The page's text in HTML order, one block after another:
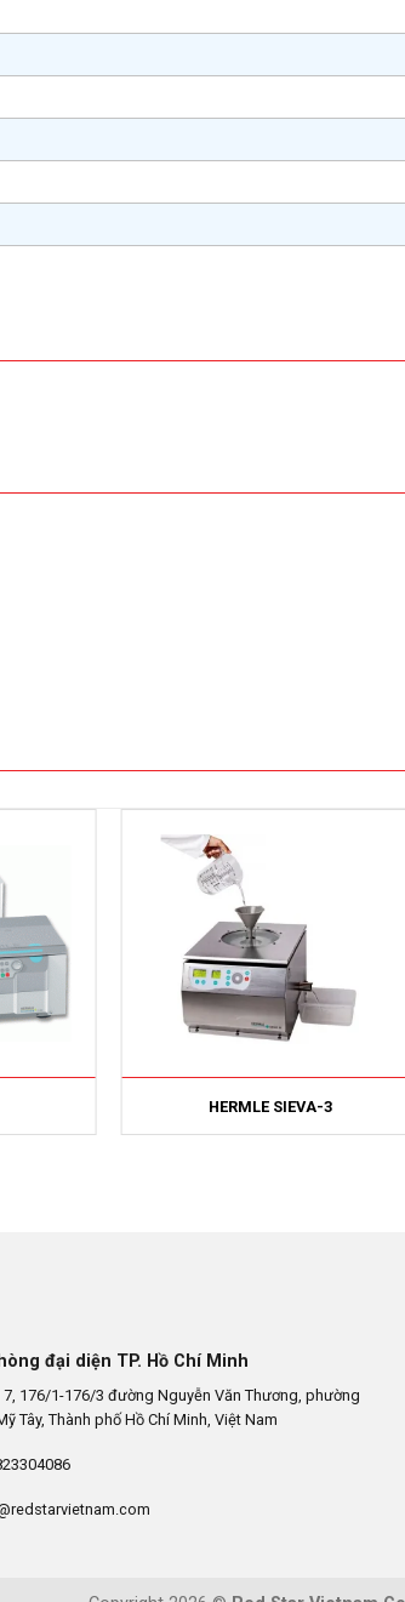
HERMLE SIEVA-3
đại diện TP. Hồ Chí Minh
7, 176/1-176/3 đường Nguyễn Văn Thương, phường
Tây, Thành phố Hồ Chí Minh, Việt Nam